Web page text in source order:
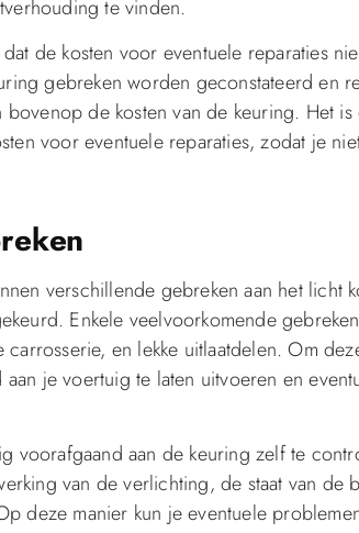
te vinden.
de kosten voor eventuele reparaties
gebreken worden geconstateerd en
de kosten van de keuring. Het
voor eventuele reparaties, zodat je
verschillende gebreken aan het licht
Enkele veelvoorkomende
en lekke uitlaatdelen. Om
je voertuig te laten uitvoeren en
voorafgaand aan de keuring zelf te
van de verlichting, de staat van de
deze manier kun je eventuele